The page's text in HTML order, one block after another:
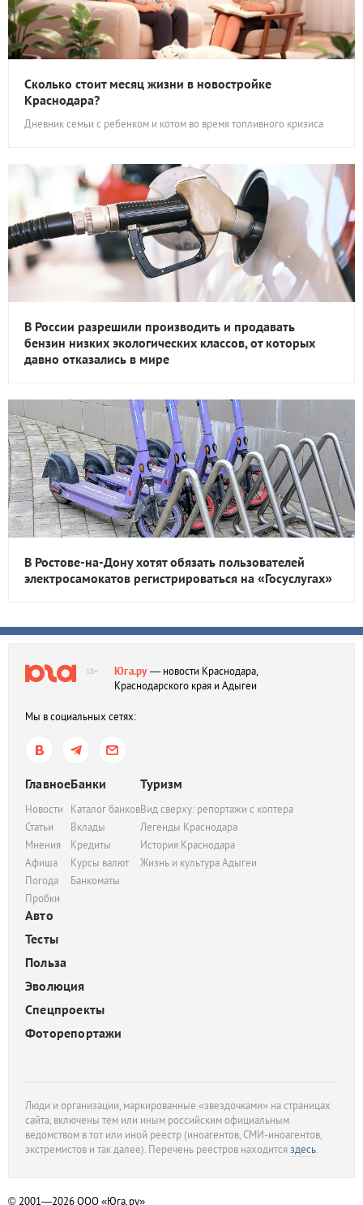
Сколько стоит месяц жизни в новостройке
Краснодара?
Дневник семьи с ребенком и котом во время топливного кризиса
В России разрешили производить и продавать
бензин низких экологических классов, от которых
давно отказались в мире
В Ростове-на-Дону хотят обязать пользователей
электросамокатов регистрироваться на «Госуслугах»
18+ Юга.ру— новости Краснодара,
Краснодарского края и Адыгеи
Мы в социальных сетях:
Главное
Новости
Статьи
Мнения
Афиша
Погода
Пробки
Банки
Каталог банков
Вклады
Кредиты
Курсы валют
Банкоматы
Туризм
Вид сверху: репортажи с коптера
Легенды Краснодара
История Краснодара
Жизнь и культура Адыгеи
Авто
Тесты
Польза
Эволюция
Спецпроекты
Фоторепортажи
Люди и организации, маркированные «звездочками» на страницах
сайта, включены тем или иным российским официальным
ведомством в тот или иной реестр (иноагентов, СМИ-иноагентов,
экстремистов и так далее). Перечень реестров находитсяздесь.
© 2001—2026ООО «Юга.ру»